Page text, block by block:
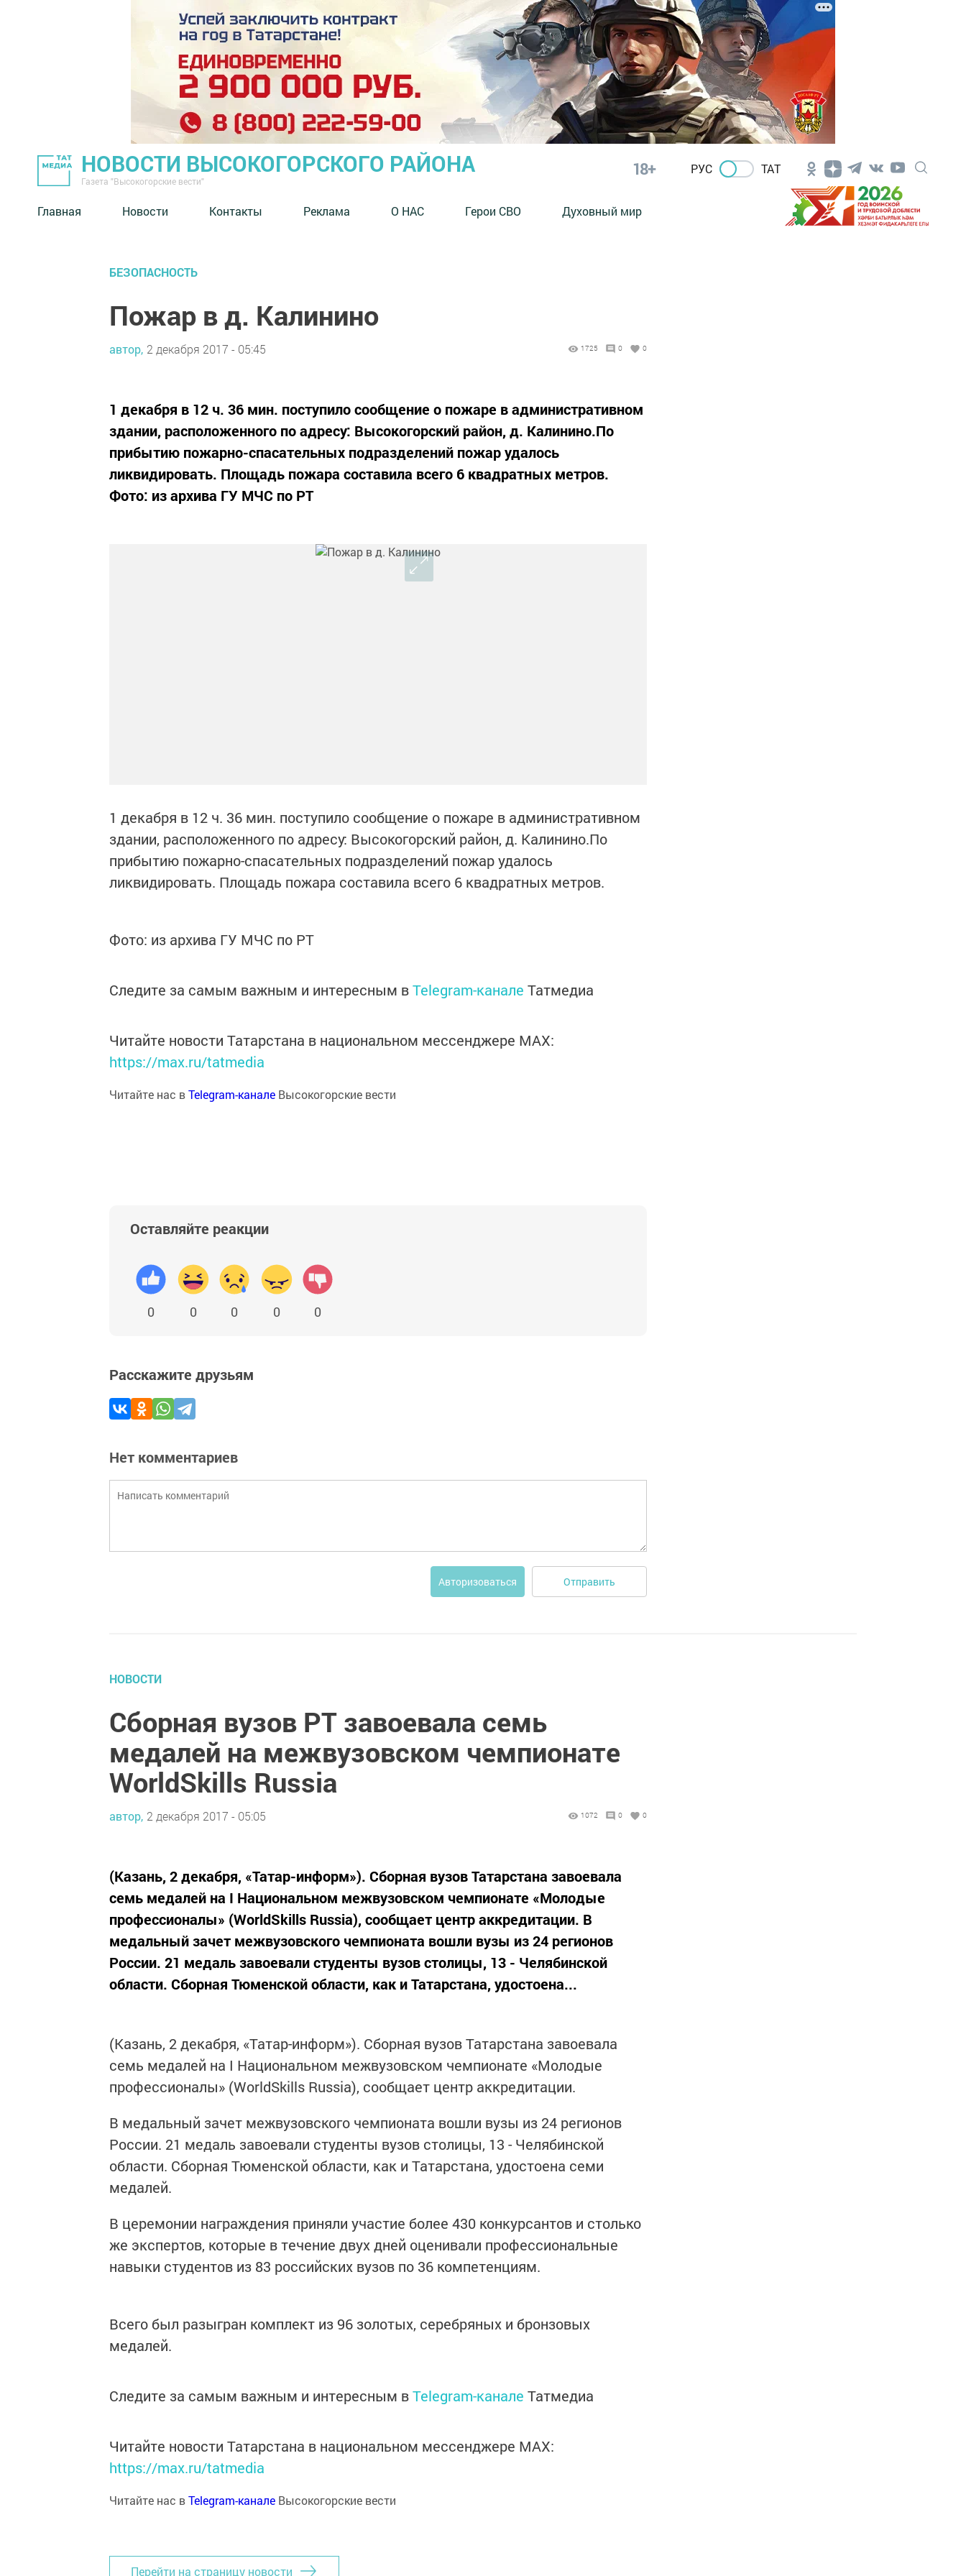
НОВОСТИ ВЫСОКОГОРСКОГО РАЙОНА
Газета "Высокогорские вести"
18+ РУС ТАТ
Главная Новости Контакты Реклама О НАС Герои СВО Духовный мир
БЕЗОПАСНОСТЬ
Пожар в д. Калинино
автор, 2 декабря 2017 - 05:45 1725 0 0
1 декабря в 12 ч. 36 мин. поступило сообщение о пожаре в административном
здании, расположенного по адресу: Высокогорский район, д. Калинино.По
прибытию пожарно-спасательных подразделений пожар удалось
ликвидировать. Площадь пожара составила всего 6 квадратных метров.
Фото: из архива ГУ МЧС по РТ
1 декабря в 12 ч. 36 мин. поступило сообщение о пожаре в административном
здании, расположенного по адресу: Высокогорский район, д. Калинино.По
прибытию пожарно-спасательных подразделений пожар удалось
ликвидировать. Площадь пожара составила всего 6 квадратных метров.
Фото: из архива ГУ МЧС по РТ
Следите за самым важным и интересным вTelegram-канале Татмедиа
Читайте новости Татарстана в национальном мессенджере MАХ:
https://max.ru/tatmedia
Читайте нас вTelegram-канале Высокогорские вести
Оставляйте реакции
0 0 0 0 0
Расскажите друзьям
Нет комментариев
Авторизоваться Отправить
НОВОСТИ
Сборная вузов РТ завоевала семь
медалей на межвузовском чемпионате
WorldSkills Russia
автор, 2 декабря 2017 - 05:05 1072 0 0
(Казань, 2 декабря, «Татар-информ»). Сборная вузов Татарстана завоевала
семь медалей на I Национальном межвузовском чемпионате «Молодые
профессионалы» (WorldSkills Russia), сообщает центр аккредитации. В
медальный зачет межвузовского чемпионата вошли вузы из 24 регионов
России. 21 медаль завоевали студенты вузов столицы, 13 - Челябинской
области. Сборная Тюменской области, как и Татарстана, удостоена...
(Казань, 2 декабря, «Татар-информ»). Сборная вузов Татарстана завоевала
семь медалей на I Национальном межвузовском чемпионате «Молодые
профессионалы» (WorldSkills Russia), сообщает центр аккредитации.
В медальный зачет межвузовского чемпионата вошли вузы из 24 регионов
России. 21 медаль завоевали студенты вузов столицы, 13 - Челябинской
области. Сборная Тюменской области, как и Татарстана, удостоена семи
медалей.
В церемонии награждения приняли участие более 430 конкурсантов и столько
же экспертов, которые в течение двух дней оценивали профессиональные
навыки студентов из 83 российских вузов по 36 компетенциям.
Всего был разыгран комплект из 96 золотых, серебряных и бронзовых
медалей.
Следите за самым важным и интересным вTelegram-канале Татмедиа
Читайте новости Татарстана в национальном мессенджере MАХ:
https://max.ru/tatmedia
Читайте нас вTelegram-канале Высокогорские вести
Перейти на страницу новости